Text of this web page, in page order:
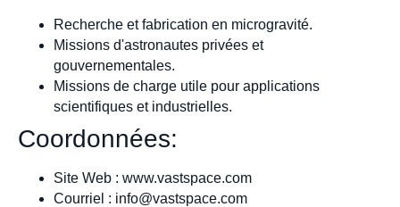
Recherche et fabrication en microgravité.
Missions d'astronautes privées et
gouvernementales.
Missions de charge utile pour applications
scientifiques et industrielles.
Coordonnées:
Site Web : www.vastspace.com
Courriel : info@vastspace.com